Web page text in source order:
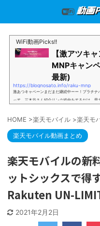
WiFi動画Picks!!
【激アツキ
MNPキャン
最新)
https://blognosato.info/raku-mnp
激あつキャペーンまだまだ継続中ーー！プラチ
っす。三木谷さん紹介リンク経由をするだけ。
谷さんキャンペーン／2回線目以降でもOK再契約
別招待ページから楽天モバイ...
HOME >楽天モバイル >楽天モ
楽天モバイル動画まとめ
楽天モバイルの新
ットシックスで得
Rakuten UN-
2021年2月2日